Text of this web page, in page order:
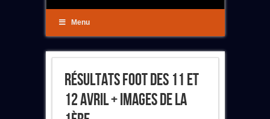
Menu
Résultats Foot Des 11 Et
12 Avril + Images De La